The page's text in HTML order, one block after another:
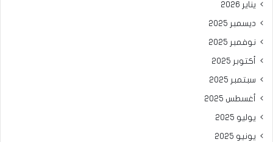
يناير 2026
ديسمبر 2025
نوفمبر 2025
أكتوبر 2025
سبتمبر 2025
أغسطس 2025
يوليو 2025
يونيو 2025